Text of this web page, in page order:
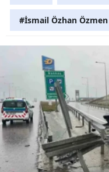
#İsmail Özhan Özmen